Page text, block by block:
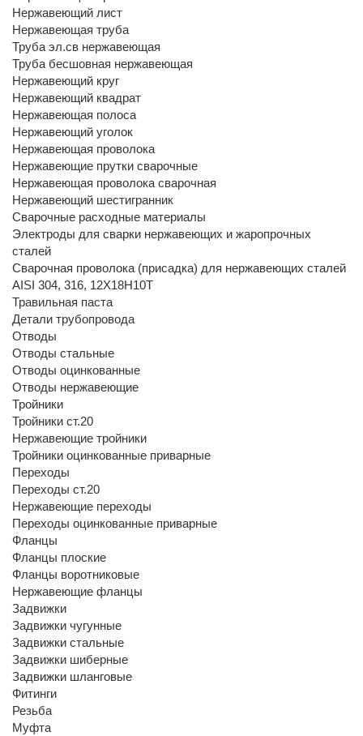
Нержавеющий лист
Нержавеющая труба
Труба эл.св нержавеющая
Труба бесшовная нержавеющая
Нержавеющий круг
Нержавеющий квадрат
Нержавеющая полоса
Нержавеющий уголок
Нержавеющая проволока
Нержавеющие прутки сварочные
Нержавеющая проволока сварочная
Нержавеющий шестигранник
Сварочные расходные материалы
Электроды для сварки нержавеющих и жаропрочных
сталей
Сварочная проволока (присадка) для нержавеющих сталей
AISI 304, 316, 12Х18Н10Т
Травильная паста
Детали трубопровода
Отводы
Отводы стальные
Отводы оцинкованные
Отводы нержавеющие
Тройники
Тройники ст.20
Нержавеющие тройники
Тройники оцинкованные приварные
Переходы
Переходы ст.20
Нержавеющие переходы
Переходы оцинкованные приварные
Фланцы
Фланцы плоские
Фланцы воротниковые
Нержавеющие фланцы
Задвижки
Задвижки чугунные
Задвижки стальные
Задвижки шиберные
Задвижки шланговые
Фитинги
Резьба
Муфта